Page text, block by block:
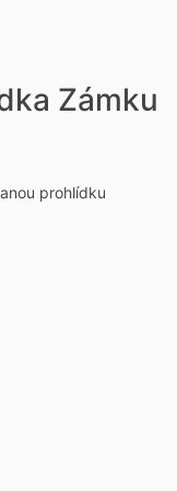
Zámku
prohlídku